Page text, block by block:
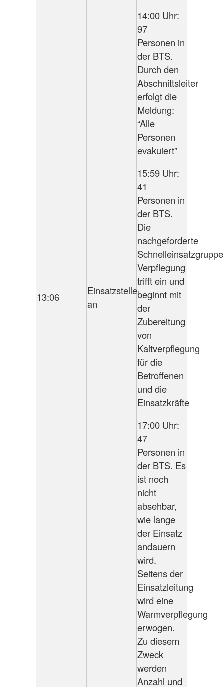
13:06
Einsatzstelle
an
14:00 Uhr:
97
Personen in
der BTS.
Durch den
Abschnittsleiter
erfolgt die
Meldung:
“Alle
Personen
evakuiert”
15:59 Uhr:
41
Personen in
der BTS.
Die
nachgeforderte
Schnelleinsatzgruppe
Verpflegung
trifft ein und
beginnt mit
der
Zubereitung
von
Kaltverpflegung
für die
Betroffenen
und die
Einsatzkräfte
17:00 Uhr:
47
Personen in
der BTS. Es
ist noch
nicht
absehbar,
wie lange
der Einsatz
andauern
wird.
Seitens der
Einsatzleitung
wird eine
Warmverpflegung
erwogen.
Zu diesem
Zweck
werden
Anzahl und